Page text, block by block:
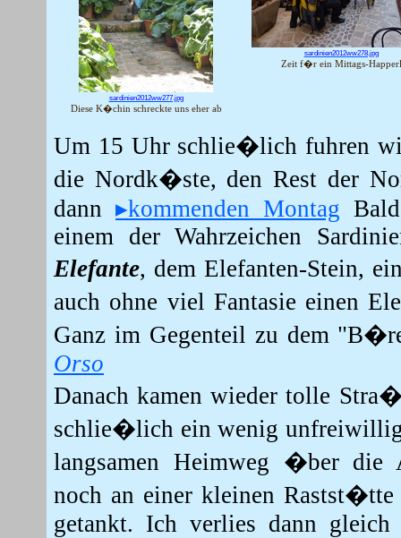
sardinien2012ww277.jpg
Diese K�chin schreckte uns eher ab
sardinien2012ww278.jpg
Zeit f�r ein Mittags-Happerl
Um 15 Uhr schlie�lich fuhren
die Nordk�ste, den Rest der
dann ▸kommenden Montag
einem der Wahrzeichen
Elefante, dem Elefanten-Stein,
auch ohne viel Fantasie einen
Ganz im Gegenteil zu dem
Orso
Danach kamen wieder tolle
schlie�lich ein wenig
langsamen Heimweg �ber die
noch an einer kleinen
getankt. Ich verlies dann